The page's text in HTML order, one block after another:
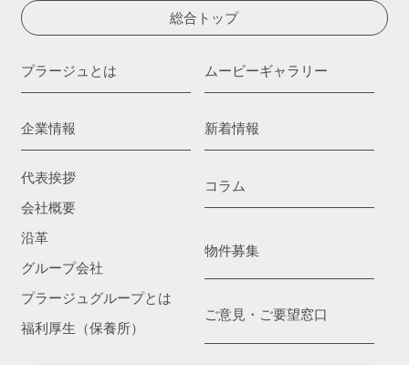
総合トップ
プラージュとは
企業情報
代表挨拶
会社概要
沿革
グループ会社
プラージュグループとは
福利厚生（保養所）
ムービーギャラリー
新着情報
コラム
物件募集
ご意見・ご要望窓口